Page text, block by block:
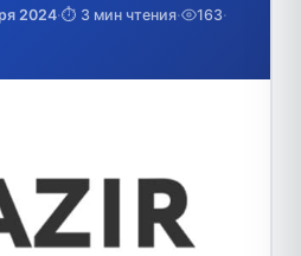
2024·⏱️ 3 мин чтения· 163·